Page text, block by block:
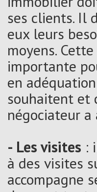
ses clients. Il
eux leurs
moyens.
importante
en
souhaitent et
négociateur a
- Les visites :
à des visites
accompagne